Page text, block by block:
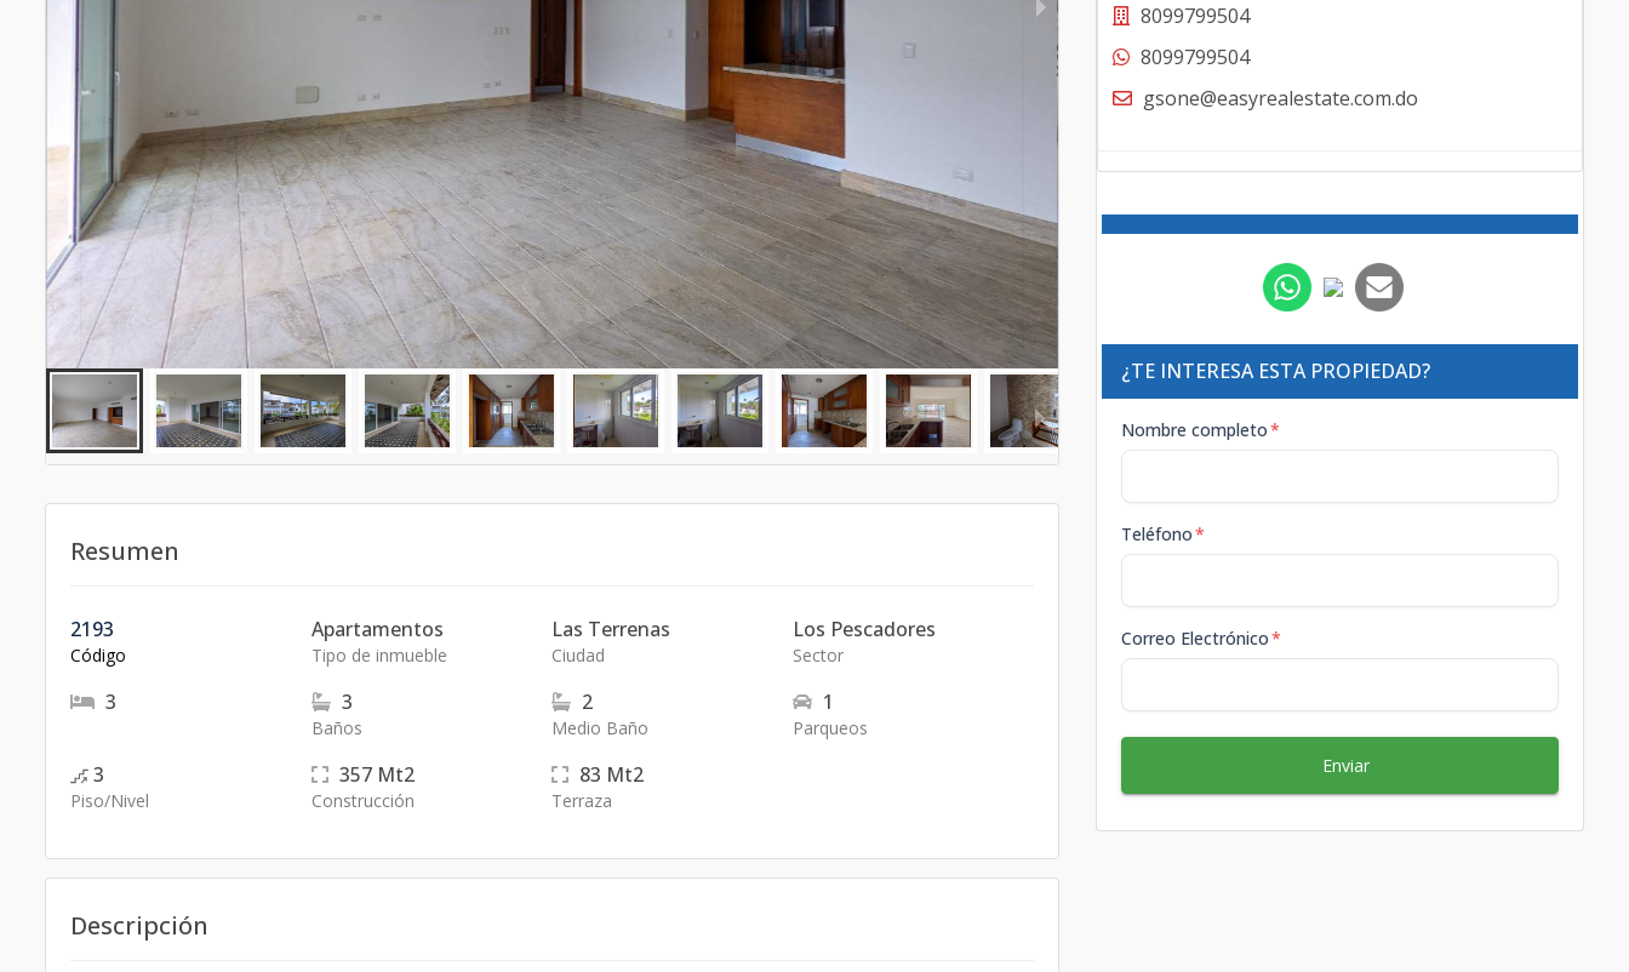
Resumen
2193
Código
Apartamentos
Tipo de inmueble
Las Terrenas
Ciudad
Los Pescadores
Sector
3 3
Baños
2
Medio Baño
1
Parqueos
3
Piso/Nivel
357 Mt2
Construcción
83 Mt2
Terraza
Descripción
8099799504
8099799504
gsone@easyrealestate.com.do
¿TE INTERESA ESTA PROPIEDAD?
Nombre completo*
Teléfono*
Correo Electrónico*
Enviar